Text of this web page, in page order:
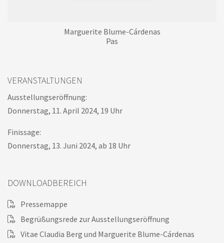
Marguerite Blume-Cárdenas
Pas
VERANSTALTUNGEN
Ausstellungseröffnung:
Donnerstag, 11. April 2024, 19 Uhr
Finissage:
Donnerstag, 13. Juni 2024, ab 18 Uhr
DOWNLOADBEREICH
Pressemappe
Begrüßungsrede zur Ausstellungseröffnung
Vitae Claudia Berg und Marguerite Blume-Cárdenas